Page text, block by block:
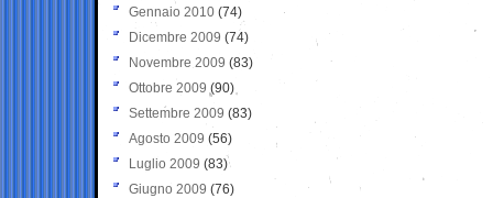
Gennaio 2010 (74)
Dicembre 2009 (74)
Novembre 2009 (83)
Ottobre 2009 (90)
Settembre 2009 (83)
Agosto 2009 (56)
Luglio 2009 (83)
Giugno 2009 (76)